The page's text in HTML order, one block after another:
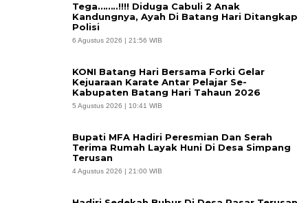
Tega……..!!!! Diduga Cabuli 2 Anak
Kandungnya, Ayah Di Batang Hari Ditangkap
Polisi
6 Agustus 2026 | 21:56 WIB
KONI Batang Hari Bersama Forki Gelar
Kejuaraan Karate Antar Pelajar Se-
Kabupaten Batang Hari Tahaun 2026
5 Agustus 2026 | 10:41 WIB
Bupati MFA Hadiri Peresmian Dan Serah
Terima Rumah Layak Huni Di Desa Simpang
Terusan
4 Agustus 2026 | 21:00 WIB